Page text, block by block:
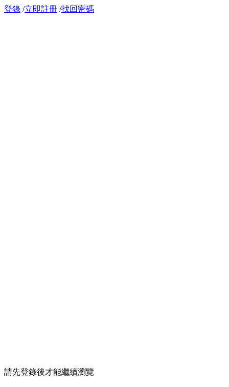
登錄 /立即註冊 /找回密碼
請先登錄後才能繼續瀏覽